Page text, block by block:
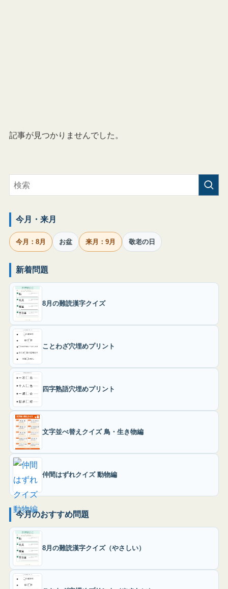
記事が見つかりませんでした。
今月・来月
今月：8月 お盆 来月：9月 敬老の日
新着問題
8月の難読漢字クイズ
ことわざ穴埋めプリント
四字熟語穴埋めプリント
文字並べ替えクイズ 鳥・生き物編
仲間はずれクイズ 動物編
今月のおすすめ問題
8月の難読漢字クイズ（やさしい）